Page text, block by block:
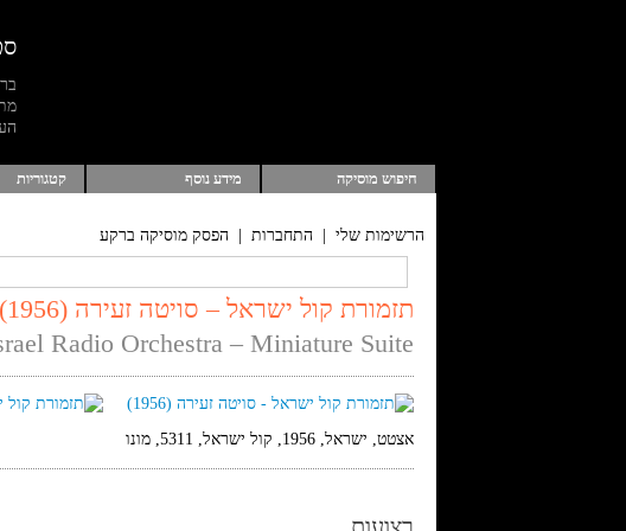
חיפוש מוסיקה מידע נוסף קטגוריות
הרשימות שלי התחברות הפסק מוסיקה ברקע
תזמורת קול ישראל – סויטה זעירה (1956)
Radio Orchestra – Miniature Suite
אצטט, ישראל, 1956, קול ישראל, 5311, מונו